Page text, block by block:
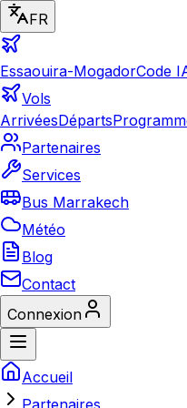
FR
Essaouira-MogadorCode
Vols
ArrivéesDéparts
Partenaires
Services
Bus Marrakech
Météo
Blog
Contact
Connexion
Accueil
Partenaires